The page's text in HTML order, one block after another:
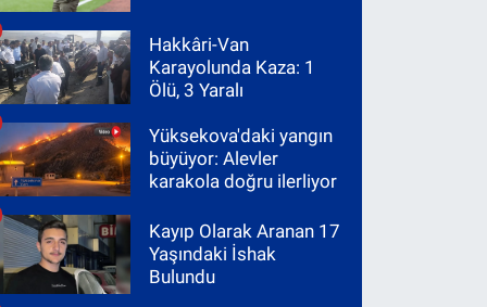
Hakkâri-Van
Karayolunda Kaza: 1
Ölü, 3 Yaralı
Yüksekova'daki yangın
büyüyor: Alevler
karakola doğru ilerliyor
Kayıp Olarak Aranan 17
Yaşındaki İshak
Bulundu